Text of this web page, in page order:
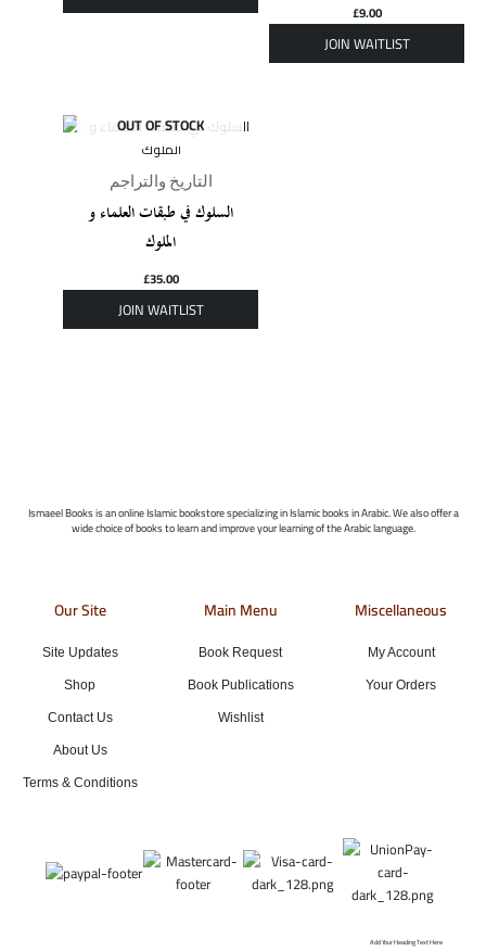
£9.00
OUT OF STOCK
التاريخ والتراجم
السلوك في طبقات العلماء و
الملوك
£35.00
Ismaeel Books is an online Islamic bookstore specializing in Islamic books in Arabic. We also offer a
wide choice of books to learn and improve your learning of the Arabic language.
Our Site
Site Updates
Shop
Contact Us
About Us
Terms & Conditions
Main Menu
Book Request
Book Publications
Wishlist
Miscellaneous
My Account
Your Orders
Add Your Heading Text Here